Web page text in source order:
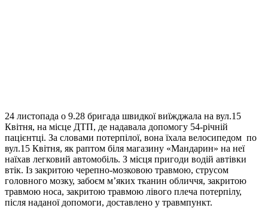
24 листопада о 9.28 бригада швидкої виїжджала на вул.15
Квітня, на місце ДТП, де надавала допомогу 54-річній
пацієнтці. За словами потерпілої, вона їхала велосипедом по
вул.15 Квітня, як раптом біля магазину «Мандарин» на неї
наїхав легковий автомобіль. З місця пригоди водій автівки
втік. Із закритою черепно-мозковою травмою, струсом
головного мозку, забоєм м’яких тканин обличчя, закритою
травмою носа, закритою травмою лівого плеча потерпілу,
після наданої допомоги, доставлено у травмпункт.